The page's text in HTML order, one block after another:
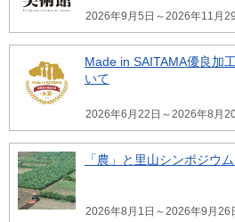
2026年9月5日～2026年11月
Made in SAITAMA優良加
いて
2026年6月22日～2026年8月
「農」と里山シンポジウ
2026年8月1日～2026年9月26